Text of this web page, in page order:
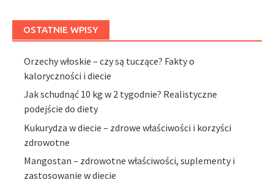
OSTATNIE WPISY
Orzechy włoskie – czy są tuczące? Fakty o
kaloryczności i diecie
Jak schudnąć 10 kg w 2 tygodnie? Realistyczne
podejście do diety
Kukurydza w diecie – zdrowe właściwości i korzyści
zdrowotne
Mangostan – zdrowotne właściwości, suplementy i
zastosowanie w diecie